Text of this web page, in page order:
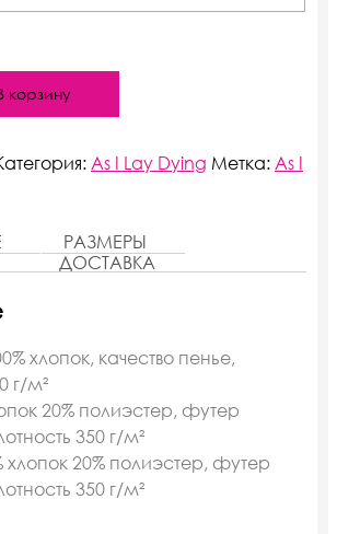
корзину
As I Lay Dying Метка: As I
РАЗМЕРЫ
ДОСТАВКА
хлопок, качество пенье,
г/м²
20% полиэстер, футер
350 г/м²
хлопок 20% полиэстер, футер
350 г/м²